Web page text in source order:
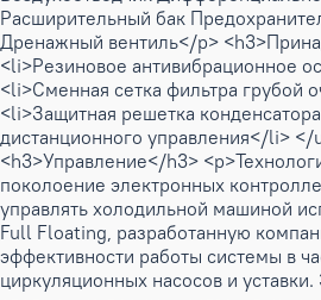
Расширительный бак
Дренажный вентиль</p>
<li>Резиновое антивибрационное
<li>Сменная сетка фильтра грубой
<li>Защитная решетка
дистанционного управления</li> </
<h3>Управление</h3>
поколоение электронных
управлять холодильной машиной
Full Floating, разработанную
эффективности работы системы в
циркуляционных насосов и